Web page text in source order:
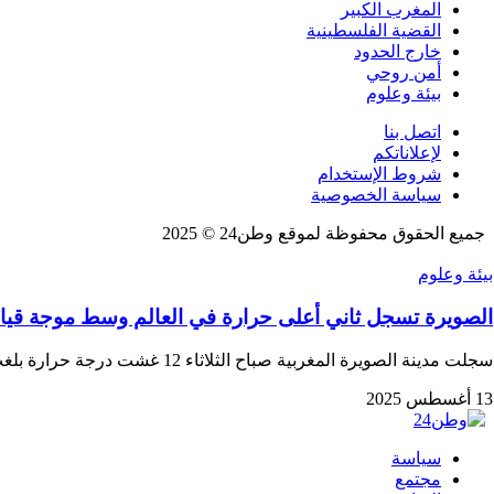
المغرب الكبير
القضية الفلسطينية
خارج الحدود
أمن روحي
بيئة وعلوم
اتصل بنا
لإعلاناتكم
شروط الإستخدام
سياسة الخصوصية
جميع الحقوق محفوظة لموقع وطن24 © 2025
بيئة وعلوم
الصويرة تسجل ثاني أعلى حرارة في العالم وسط موجة
سجلت مدينة الصويرة المغربية صباح الثلاثاء 12 غشت درجة حرارة بلغت 47.9، لتحتل المرتبة الثانية…
13 أغسطس 2025
سياسة
مجتمع